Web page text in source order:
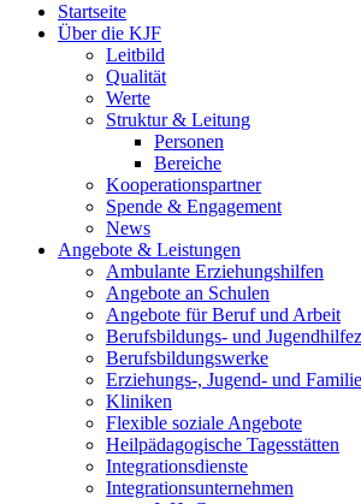
Startseite
Über die KJF
Leitbild
Qualität
Werte
Struktur & Leitung
Personen
Bereiche
Kooperationspartner
Spende & Engagement
News
Angebote & Leistungen
Ambulante Erziehungshilfen
Angebote an Schulen
Angebote für Beruf und Arbeit
Berufsbildungs- und
Berufsbildungswerke
Erziehungs-, Jugend- und
Kliniken
Flexible soziale Angebote
Heilpädagogische Tagesstätten
Integrationsdienste
Integrationsunternehmen